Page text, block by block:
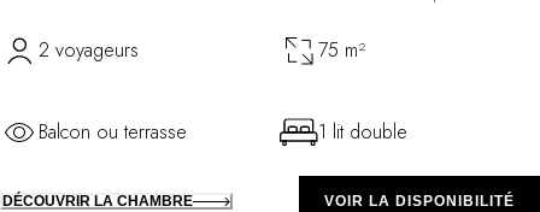
2 voyageurs 75 m²
Balcon ou terrasse 1 lit double
DÉCOUVRIR LA CHAMBRE VOIR LA DISPONIBILITÉ